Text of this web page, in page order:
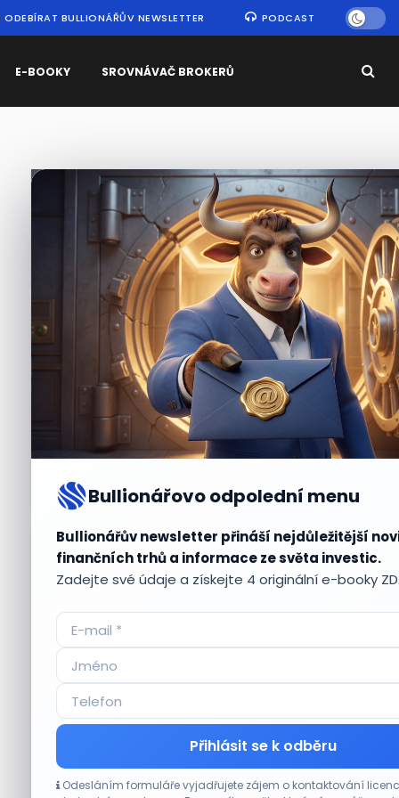
ODEBÍRAT BULLIONÁŘŮV NEWSLETTER PODCAST
E-BOOKY SROVNÁVAČ BROKERŮ
Bullionářovo odpolední menu
Bullionářův newsletter přináší nejdůležitější
finančních trhů a informace ze světa investic.
Zadejte své údaje a získejte 4 originální e-booky
Přihlásit se k odběru
Odesláním formuláře vyjadřujete zájem o kontaktování
Nejčtenějšízprávy
Aktuálnípříležitosti
Akcie Micron klesají, ale nejhoršímu